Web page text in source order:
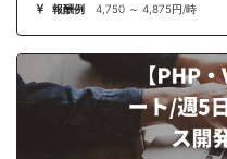
報酬例 4,750 ～ 4,875円/時